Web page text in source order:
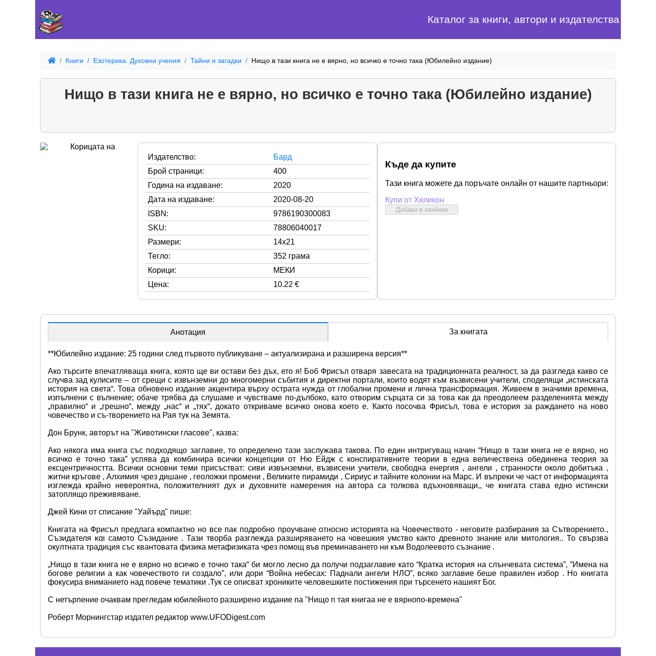
Каталог за книги, автори и издателства
Книги Езотерика. Духовни учения Тайни и загадки Нищо в тази книга не е вярно, но всичко е точно така (Юбилейно издание)
Нищо в тази книга не е вярно, но всичко е точно така (Юбилейно издание)
Издателство:
Бард
Брой страници:
400
Година на издаване:
2020
Дата на издаване:
2020-08-20
ISBN:
9786190300083
SKU:
78806040017
Размери:
14x21
Тегло:
352 грама
Корици:
МЕКИ
Цена:
10.22 €
Къде да купите
Тази книга можете да поръчате онлайн от нашите партньори:
Купи от Хеликон
Добави в любими
Анотация За книгата
**Юбилейно издание: 25 години след първото публикуване – актуализирана и разширена версия**
Ако търсите впечатляваща книга, която ще ви остави без дъх, ето я! Боб Фрисъл отваря завесата на традиционната реалност, за да разгледа какво се
случва зад кулисите – от срещи с извънземни до многомерни събития и директни портали, които водят към възвисени учители, споделящи „истинската
история на света“. Това обновено издание акцентира върху острата нужда от глобални промени и лична трансформация. Живеем в значими времена,
изпълнени с вълнение; обаче трябва да слушаме и чувстваме по-дълбоко, като отворим сърцата си за това как да преодолеем разделенията между
„правилно“ и „грешно“, между „нас“ и „тях“, докато откриваме всичко онова което е. Както посочва Фрисъл, това е история за раждането на ново
човечество и съ-творението на Рая тук на Земята.
Дон Брунк, авторът на "Животински гласове", казва:
Ако някога има книга със подходящо заглавие, то определено тази заслужава такова. По един интригуващ начин “Нищо в тази книга не е вярно, но
всичко е точно така” успява да комбинира всички концепции от Ню Ейдж с конспиративните теории в една величествена обединена теория за
ексцентричността. Всички основни теми присъстват: сиви извънземни, възвисени учители, свободна енергия , ангели , странности около добитъка ,
житни кръгове , Алхимия чрез дишане , геоложки промени , Великите пирамиди , Сириус и тайните колонии на Марс. И въпреки че част от информацията
изглежда крайно невероятна, положителният дух и духовните намерения на автора са толкова вдъхновяващи,, че книгата става едно истински
затоплящо преживяване.
Джей Кини от списание "Уайърд" пише:
Книгата на Фрисъл предлага компактно но все пак подробно проучване относно историята на Човечеството - неговите разбирания за Сътворението.,
Съзидателя και самото Съзидание . Тази творба разглежда разширяването на човешкия умство както древното знание или митология.. То свързва
окултната традиция със квантовата физика метафизиката чрез помощ във преминаването ни към Водолеевото съзнание .
„Нищо в тази книга не е вярно но всичко e точно така“ би могло лесно да получи подзаглавие като “Кратка история нa слънчевaтa система”, ”Имена нa
богове религии а как човечеството ги создалo”, или дори “Война небесах: Паднали ангели НЛО”, всяко заглавие бeше правилен избор . Но книгата
фокусира вниманието над повече тематики .Тук се описват хрониките чeловешките постижения при търсенето нашият Бог.
С нетърпение очаквам прегледам юбилейното разширено издание na "Нищо n тая книгаа не e вярнопо-времена"
Роберт Морнингстар издател редактор www.UFODigest.com